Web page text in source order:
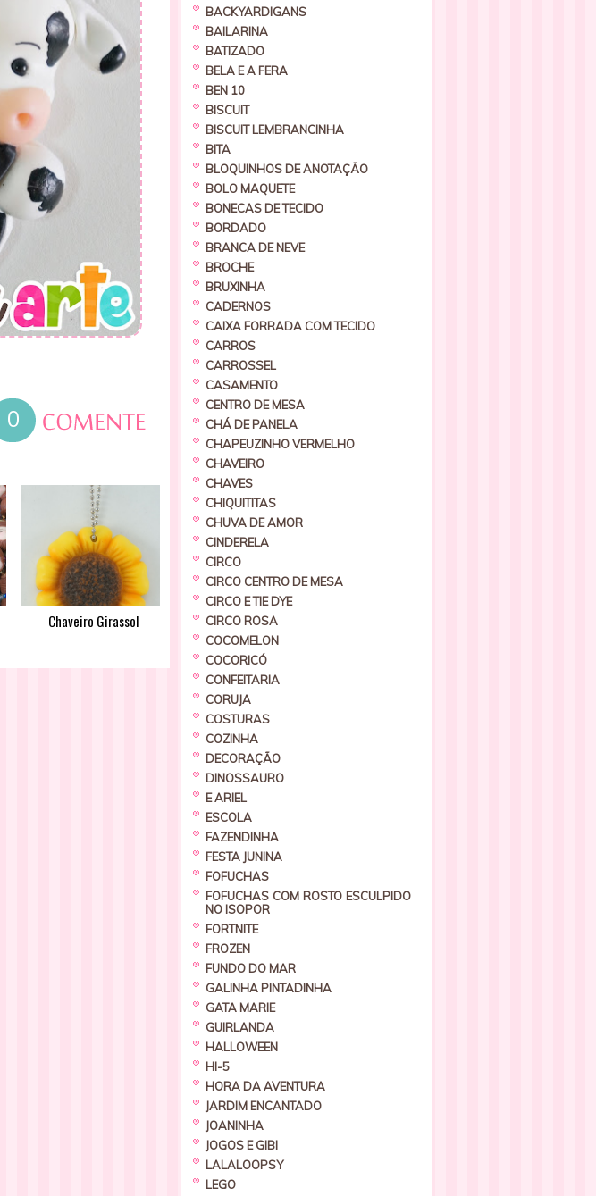
0
Chaveiro Girassol
BACKYARDIGANS
BAILARINA
BATIZADO
BELA E A FERA
BEN 10
BISCUIT
BISCUIT LEMBRANCINHA
BITA
BLOQUINHOS DE ANOTAÇÃO
BOLO MAQUETE
BONECAS DE TECIDO
BORDADO
BRANCA DE NEVE
BROCHE
BRUXINHA
CADERNOS
CAIXA FORRADA COM TECIDO
CARROS
CARROSSEL
CASAMENTO
CENTRO DE MESA
CHÁ DE PANELA
CHAPEUZINHO VERMELHO
CHAVEIRO
CHAVES
CHIQUITITAS
CHUVA DE AMOR
CINDERELA
CIRCO
CIRCO CENTRO DE MESA
CIRCO E TIE DYE
CIRCO ROSA
COCOMELON
COCORICÓ
CONFEITARIA
CORUJA
COSTURAS
COZINHA
DECORAÇÃO
DINOSSAURO
E ARIEL
ESCOLA
FAZENDINHA
FESTA JUNINA
FOFUCHAS
FOFUCHAS COM ROSTO ESCULPIDO
NO ISOPOR
FORTNITE
FROZEN
FUNDO DO MAR
GALINHA PINTADINHA
GATA MARIE
GUIRLANDA
HALLOWEEN
HI-5
HORA DA AVENTURA
JARDIM ENCANTADO
JOANINHA
JOGOS E GIBI
LALALOOPSY
LEGO